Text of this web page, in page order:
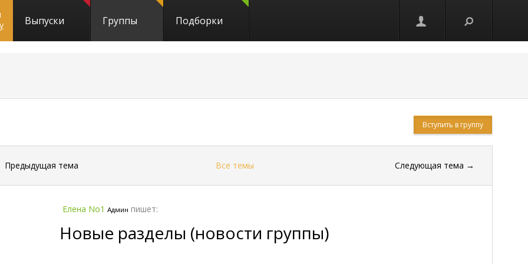
Выпуски Группы Подборки
Вступить в группу
Предыдущая тема Все темы Следующая тема →
Елена No1 Админ пишет:
Новые разделы (новости группы)